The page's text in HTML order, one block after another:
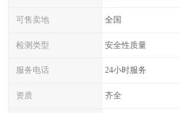
可售卖地 全国
检测类型 安全性质量
服务电话 24小时服务
资质 齐全